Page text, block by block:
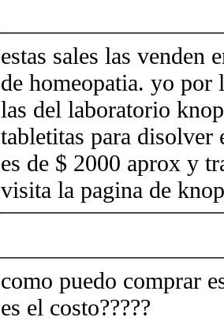
estas sales las venden
de homeopatia. yo por
las del laboratorio
tabletitas para disolver
es de $ 2000 aprox y
visita la pagina de
como puedo comprar
es el costo?????